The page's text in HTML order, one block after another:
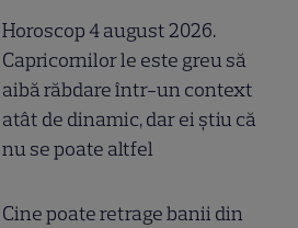
Horoscop 4 august 2026.
Capricornilor le este greu să
aibă răbdare într-un context
atât de dinamic, dar ei știu că
nu se poate altfel
Cine poate retrage banii din